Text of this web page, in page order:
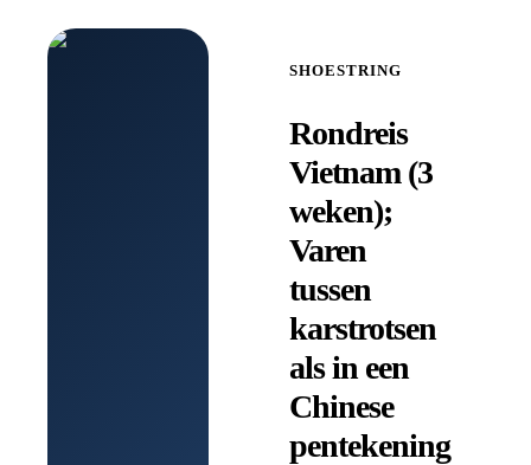
SHOESTRING
Rondreis
Vietnam (3
weken);
Varen
tussen
karstrotsen
als in een
Chinese
pentekening